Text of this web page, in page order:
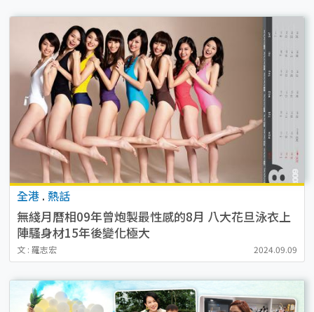
全港 . 熱話
無綫月曆相09年曾炮製最性感的8月 八大花旦泳衣上
陣騷身材15年後變化極大
文 : 羅志宏 2024.09.09